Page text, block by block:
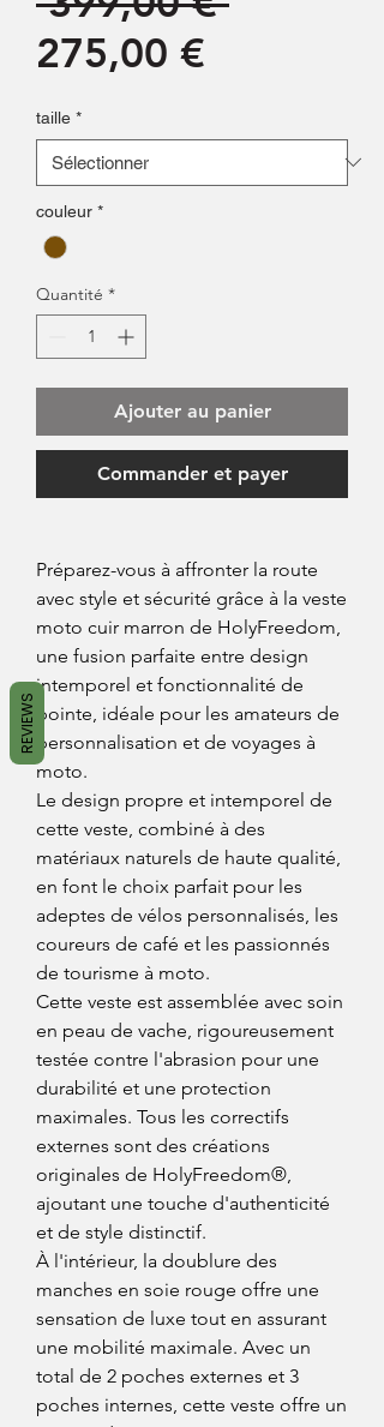
275,00 €
taille *
couleur *
Quantité *
Ajouter au panier
Commander et payer
Préparez-vous à affronter la route
avec style et sécurité grâce à la veste
moto cuir marron de HolyFreedom,
une fusion parfaite entre design
intemporel et fonctionnalité de
pointe, idéale pour les amateurs de
personnalisation et de voyages à
moto.
Le design propre et intemporel de
cette veste, combiné à des
matériaux naturels de haute qualité,
en font le choix parfait pour les
adeptes de vélos personnalisés, les
coureurs de café et les passionnés
de tourisme à moto.
Cette veste est assemblée avec soin
en peau de vache, rigoureusement
testée contre l'abrasion pour une
durabilité et une protection
maximales. Tous les correctifs
externes sont des créations
originales de HolyFreedom®,
ajoutant une touche d'authenticité
et de style distinctif.
À l'intérieur, la doublure des
manches en soie rouge offre une
sensation de luxe tout en assurant
une mobilité maximale. Avec un
total de 2 poches externes et 3
poches internes, cette veste offre un
REVIEWS